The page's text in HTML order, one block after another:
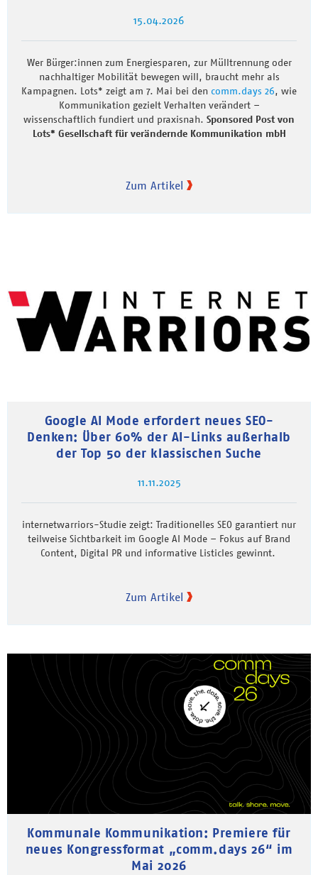
15.04.2026
Wer Bürger:innen zum Energiesparen, zur Mülltrennung oder
nachhaltiger Mobilität bewegen will, braucht mehr als
Kampagnen. Lots* zeigt am 7. Mai bei den comm.days 26, wie
Kommunikation gezielt Verhalten verändert –
wissenschaftlich fundiert und praxisnah. Sponsored Post von
Lots* Gesellschaft für verändernde Kommunikation mbH
Zum Artikel
Google AI Mode erfordert neues SEO-
Denken: Über 60% der AI-Links außerhalb
der Top 50 der klassischen Suche
11.11.2025
internetwarriors-Studie zeigt: Traditionelles SEO garantiert nur
teilweise Sichtbarkeit im Google AI Mode – Fokus auf Brand
Content, Digital PR und informative Listicles gewinnt.
Zum Artikel
Kommunale Kommunikation: Premiere für
neues Kongressformat „comm.days 26“ im
Mai 2026